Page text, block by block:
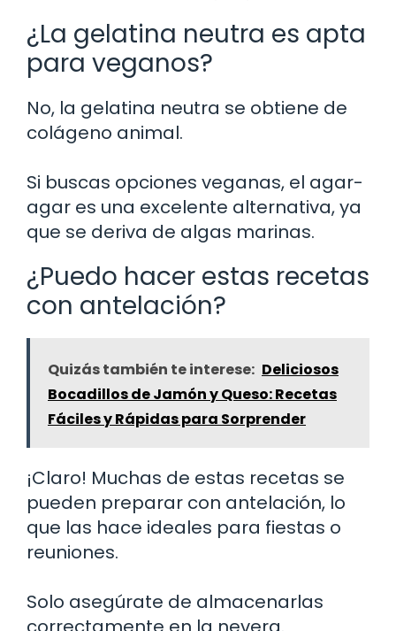
¿La gelatina neutra es apta
para veganos?
No, la gelatina neutra se obtiene de
colágeno animal.
Si buscas opciones veganas, el agar-
agar es una excelente alternativa, ya
que se deriva de algas marinas.
¿Puedo hacer estas recetas
con antelación?
Quizás también te interese: Deliciosos
Bocadillos de Jamón y Queso: Recetas
Fáciles y Rápidas para Sorprender
¡Claro! Muchas de estas recetas se
pueden preparar con antelación, lo
que las hace ideales para fiestas o
reuniones.
Solo asegúrate de almacenarlas